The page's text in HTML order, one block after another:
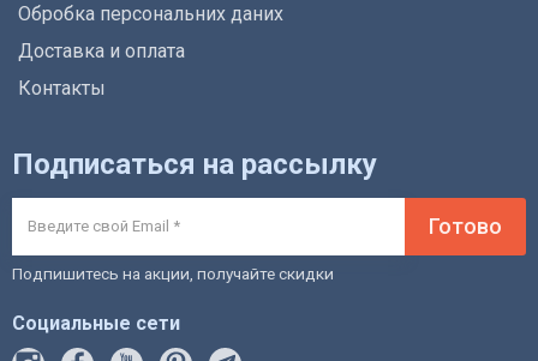
Обробка персональних даних
Доставка и оплата
Контакты
Подписаться на рассылку
Готово
Подпишитесь на акции, получайте скидки
Социальные сети